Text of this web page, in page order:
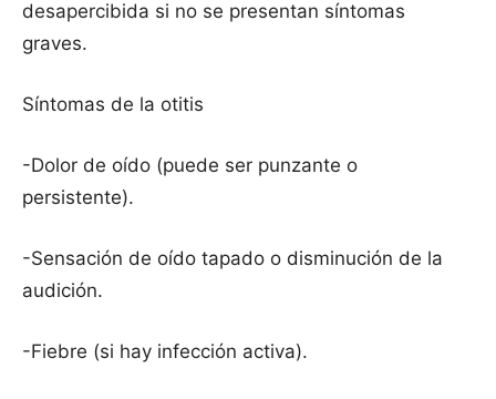
desapercibida si no se presentan síntomas
graves.
Síntomas de la otitis
-Dolor de oído (puede ser punzante o
persistente).
-Sensación de oído tapado o disminución de la
audición.
-Fiebre (si hay infección activa).